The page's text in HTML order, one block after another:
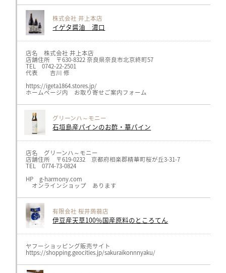
〒590-0105
大阪府堺市南区竹城台1丁1-1(泉ヶ丘駅改札前)
泉北タカシマヤ
〒590-0115
大阪府堺市南区茶山台1丁3-1
https://www.takashimaya.co.jp/senboku/
〒542-8510
大阪府大阪市中央区難波5-1-5-1
TEL:06-6631-9898
日之出屋
大阪府堺市堺区栄橋町1丁目10-1
●御陵前店
●羽衣店
大阪府高石市東羽衣1丁目17-23
http://www.e-hinodeya.com/
無印良品
イオンモール堺北花田1F
〒591-8008
Musubi Garden ムスビガーデン
大手通店
〒540-0021
TEL:06-6945-0618
https://musubi-garden.jp/
〒710-0151
岡山県岡山市南区植松560-1
TEL:086-259-3701
http://www.vetta.jp/
© 2019 OKAN NO KOUJI All Rights Reserved.
株式会社 井上本店
イゲタ醤油 濃口
店名 株式会社 井上本店
店舗住所 〒630-8322 奈良県奈良市北京終町57
TEL 0742-22-2501
代表 吉川 修
https://igeta1864.stores.jp/
ホームページ内 お取り寄せご案内フォーム
グリーンハ～モニー
石垣島産パインのお酢・華パイン
店名 グリーンハ～モニー
店舗住所 〒619-0232 京都府相楽郡精華町桜が丘3-31-7
TEL 0774-73-0824
HP g-harmony.com
オンラインショップ あります
有限会社 桜井蒟蒻店
伊豆産天草100％国産原料のところてん
ヤフーショッピング販売サイト
https://shopping.geocities.jp/sakuraikonnnyaku/